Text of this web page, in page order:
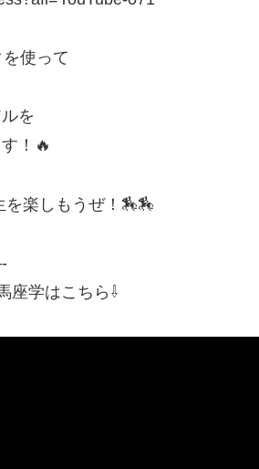
使って
を
！🔥
楽しもうぜ！🏇🏇
座学はこちら⇩